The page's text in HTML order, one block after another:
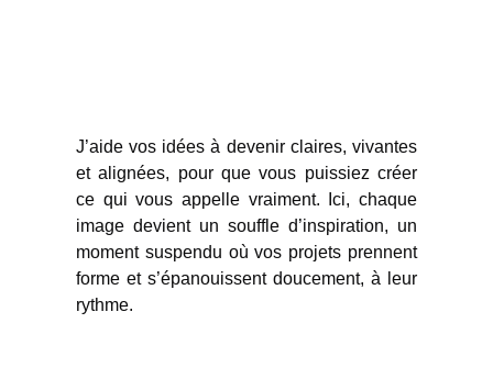
J’aide vos idées à devenir claires, vivantes
et alignées, pour que vous puissiez créer
ce qui vous appelle vraiment. Ici, chaque
image devient un souffle d’inspiration, un
moment suspendu où vos projets prennent
forme et s’épanouissent doucement, à leur
rythme.